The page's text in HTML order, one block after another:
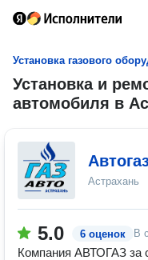
Установка газового
Установка и
автомобиля в
Астрахань
5.0 6 оценок В
Компания АВТОГАЗ за